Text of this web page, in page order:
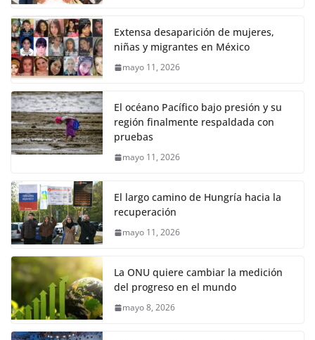
Extensa desaparición de mujeres,
niñas y migrantes en México
mayo 11, 2026
El océano Pacífico bajo presión y su
región finalmente respaldada con
pruebas
mayo 11, 2026
El largo camino de Hungría hacia la
recuperación
mayo 11, 2026
La ONU quiere cambiar la medición
del progreso en el mundo
mayo 8, 2026